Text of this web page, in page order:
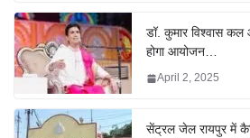
डॉ. कुमार विश्वास कल
होगा आयोजन…
April 2, 2025
सेंट्रल जेल रायपुर में